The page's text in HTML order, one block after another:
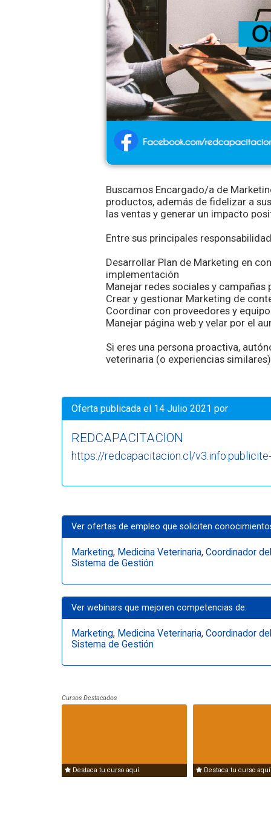
Buscamos Encargado/a de
productos, además de fidelizar a
las ventas y generar un impacto
Entre sus principales
Desarrollar Plan de Marketing en
implementación
Manejar redes sociales y
Crear y gestionar Marketing de
Coordinar con proveedores y
Manejar página web y velar por el
Si eres una persona proactiva,
veterinaria (o experiencias
Oferta publicada el 14 Julio 2021 por
REDCAPACITACION
https://redcapacitacion.cl/
Ver ofertas de empleo que soliciten
Marketing, Medicina Veterinaria, Coordinador del
Sistema de Gestión
Ver webinars que mejoren competencias de:
Marketing, Medicina Veterinaria, Coordinador del
Sistema de Gestión
Cursos Destacados
Destaca tu curso aquí Destaca tu curso aquí